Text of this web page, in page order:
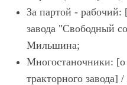
За партой - рабочий:
завода "Свободный
Мильшина;
Многостаночники: [о
тракторного